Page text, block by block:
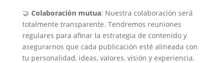
🤝 Colaboración mutua: Nuestra colaboración será
totalmente transparente. Tendremos reuniones
regulares para afinar la estrategia de contenido y
asegurarnos que cada publicación esté alineada con
tu personalidad, ideas, valores, visión y experiencia.